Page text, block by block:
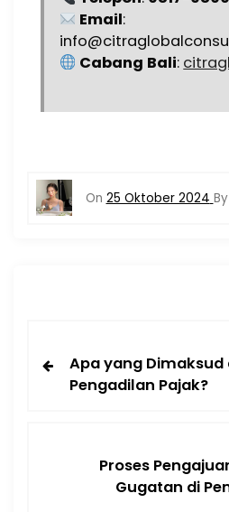
Email:
Cabang Bali:
On 25 Oktober 2024 By
Apa yang Dimaksud
Pengadilan Pajak?
Proses
Gugatan di